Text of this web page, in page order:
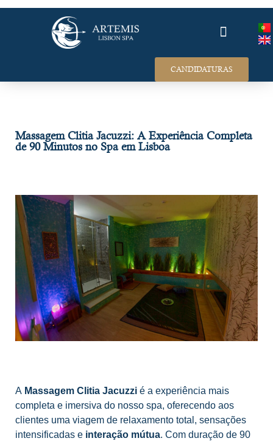
CANDIDATURAS
Massagem Clitia Jacuzzi: A Experiência Completa
de 90 Minutos no Spa em Lisboa
A Massagem Clitia Jacuzzi é a experiência mais
completa e imersiva do nosso spa, oferecendo aos
clientes uma viagem de relaxamento total, sensações
intensificadas e interação mútua. Com duração de 90